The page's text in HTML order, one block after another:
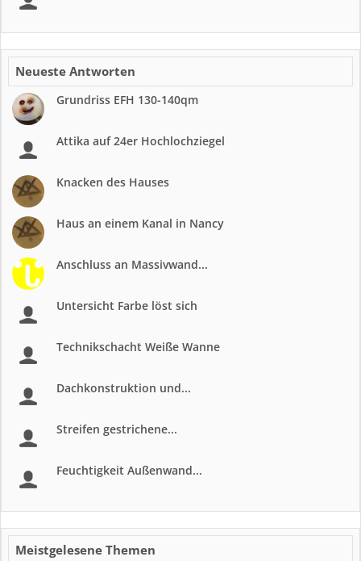
Neueste Antworten
Grundriss EFH 130-140qm
Attika auf 24er Hochlochziegel
Knacken des Hauses
Haus an einem Kanal in Nancy
Anschluss an Massivwand...
Untersicht Farbe löst sich
Technikschacht Weiße Wanne
Dachkonstruktion und...
Streifen gestrichene...
Feuchtigkeit Außenwand...
Meistgelesene Themen